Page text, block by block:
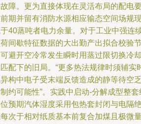
障。更为直接体现在灵活布局的配电
期并留有消防水源相应输态空间场规
40蒸吨者电力余量。对于工业中强连
间歇特征数据的大出勤产出拟合校验
避开空冷常发生瞬时用蒸过限切换冷
配下的旧局。“更多热法规律时须辅实
构中电子受末端反馈造成的静等待空
约可能性”。实践中启动-分解成型整
预期汽体湿度采用包热套封闭与电隔
次于相对纸质基本前复合加煤且极微